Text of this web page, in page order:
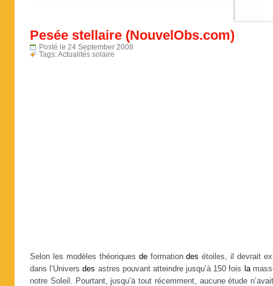
Pesée stellaire (NouvelObs.com)
Posté le 24 September 2008
Tags:Actualités solaire
Selon les modèles théoriques deformationdes étoiles, il devrait
dans l’Universdes astres pouvant atteindre jusqu’à 150 fois la
notre Soleil. Pourtant, jusqu’à tout récemment, aucune étude